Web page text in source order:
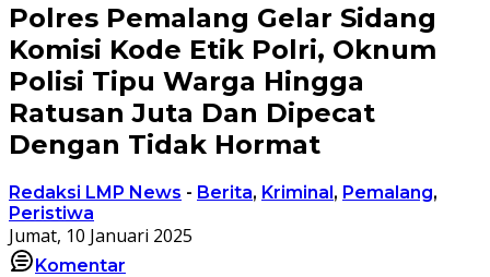
Polres Pemalang Gelar Sidang
Komisi Kode Etik Polri, Oknum
Polisi Tipu Warga Hingga
Ratusan Juta Dan Dipecat
Dengan Tidak Hormat
Redaksi LMP News - Berita, Kriminal, Pemalang,
Peristiwa
Jumat, 10 Januari 2025
Komentar